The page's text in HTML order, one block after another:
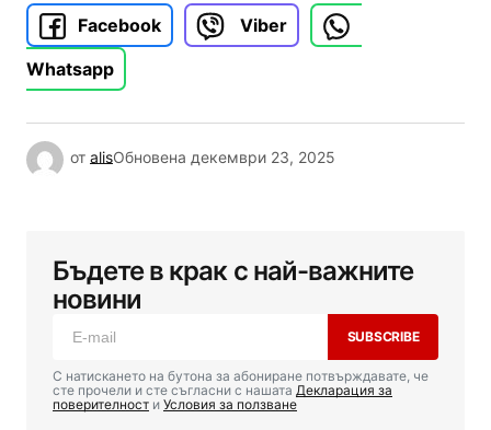
Facebook
Viber
Whatsapp
от alisОбновена декември 23, 2025
Бъдете в крак с най-важните
новини
SUBSCRIBE
С натискането на бутона за абониране потвърждавате, че
сте прочели и сте съгласни с нашата Декларация за
поверителност и Условия за ползване